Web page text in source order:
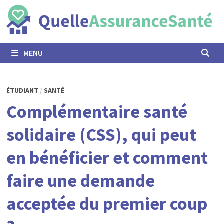
Passer
au
contenu
MENU
ÉTUDIANT / SANTÉ
Complémentaire santé
solidaire (CSS), qui peut
en bénéficier et comment
faire une demande
acceptée du premier coup